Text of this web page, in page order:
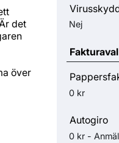
det
över
Nej
Fakturaval
0 kr
Autogiro
0 kr -